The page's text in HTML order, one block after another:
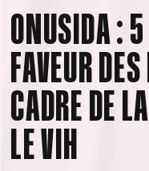
ONUSIDA :
FAVEUR
CADRE DE
LE VIH